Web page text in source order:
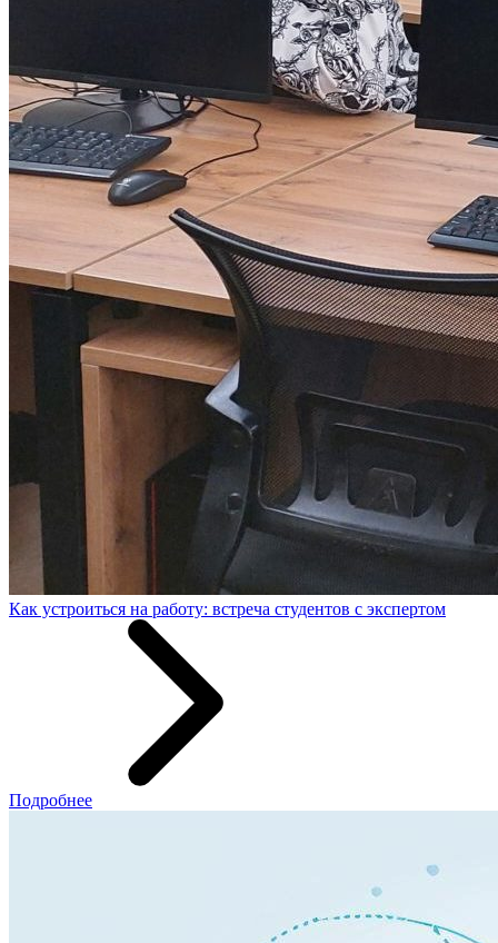
Как устроиться на работу: встреча студентов с экспертом
Подробнее